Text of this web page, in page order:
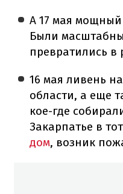
А 17 мая
Были
превратились в
16 мая ливень
области, а еще
кое-где
Закарпатье в
дом, возник